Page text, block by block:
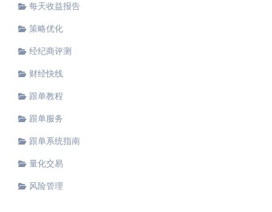
每天收益报告
策略优化
经纪商评测
财经快线
跟单教程
跟单服务
跟单系统指南
量化交易
风险管理